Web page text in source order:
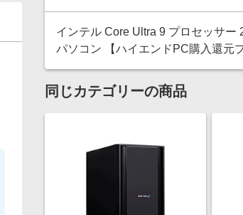
インテル Core Ultra 9 プロセッサ
パソコン 【ハイエンドPC購入還元
同じカテゴリーの商品